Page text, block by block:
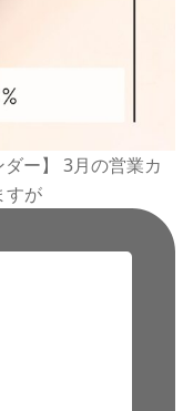
ー】 3月の営業カ
すが